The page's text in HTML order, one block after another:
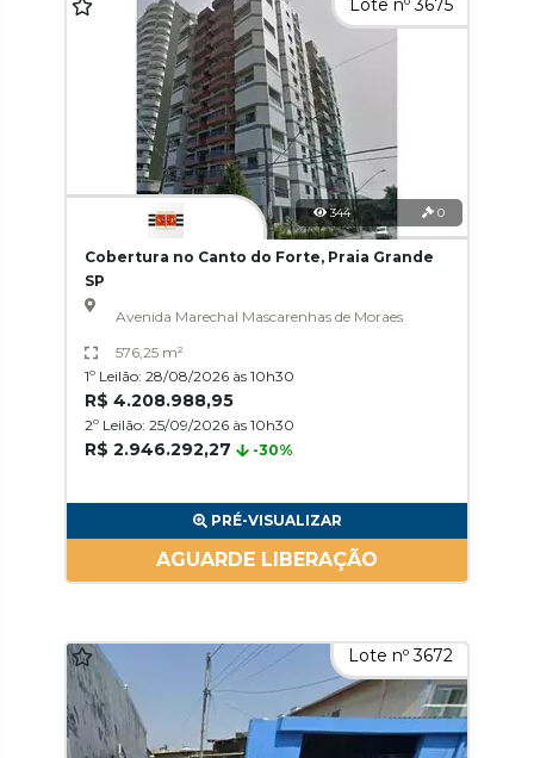
Lote nº 3675
344 0
Cobertura no Canto do Forte, Praia Grande
SP
Avenida Marechal Mascarenhas de Moraes
576,25 m²
1º Leilão: 28/08/2026 às 10h30
R$ 4.208.988,95
2º Leilão: 25/09/2026 às 10h30
R$ 2.946.292,27 -30%
PRÉ-VISUALIZAR
AGUARDE LIBERAÇÃO
Lote nº 3672